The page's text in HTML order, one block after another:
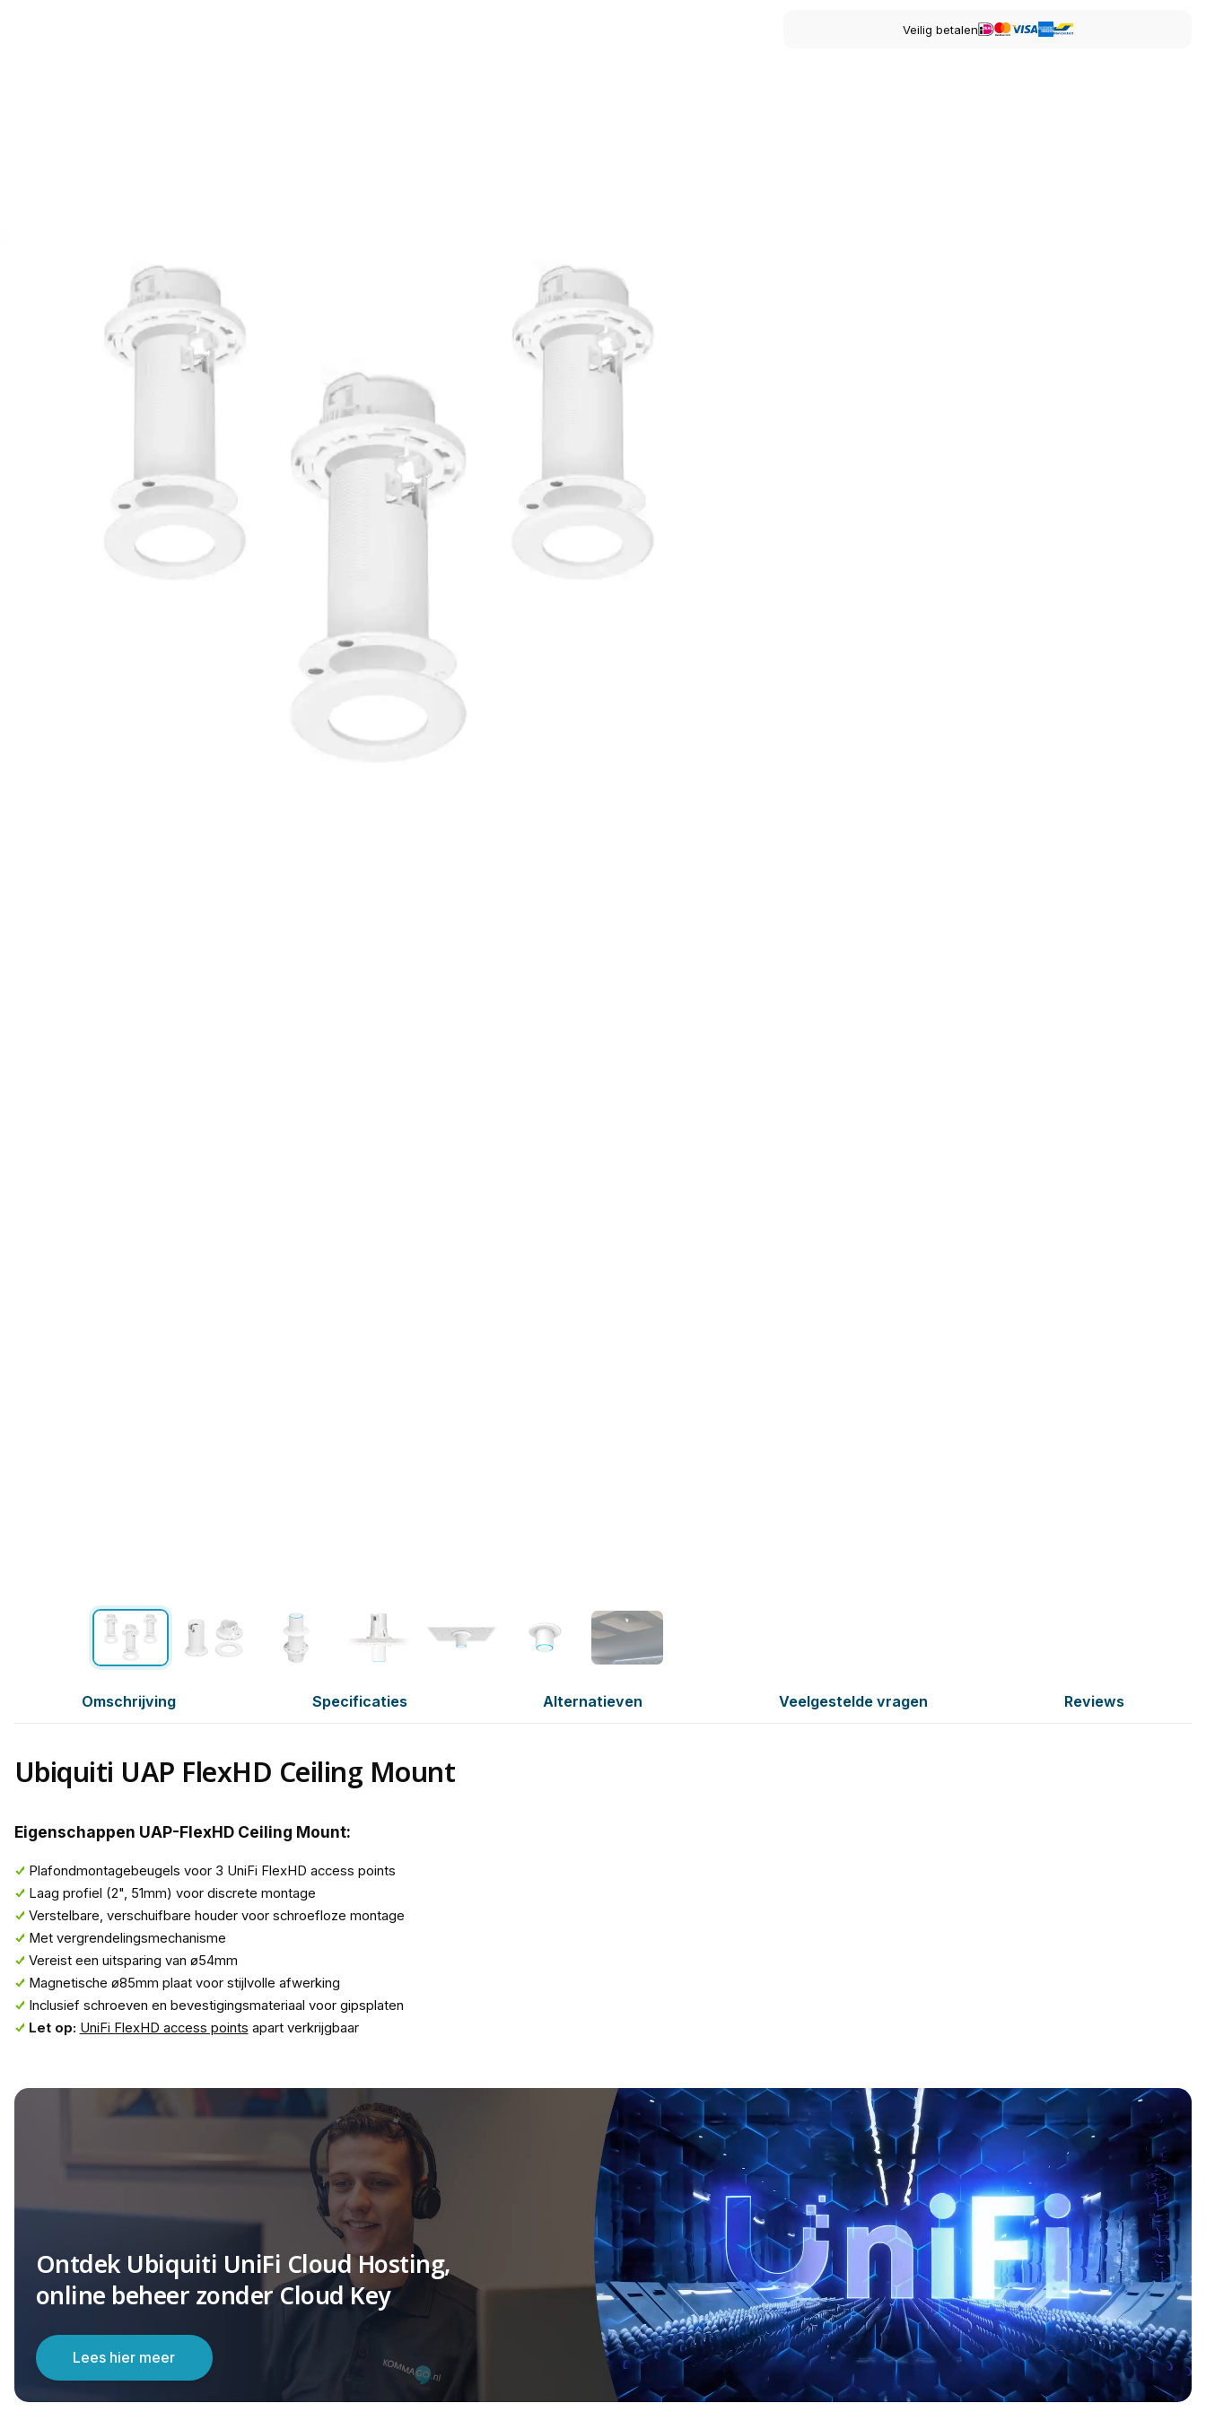
Veilig betalen
Omschrijving Specificaties Alternatieven Veelgestelde vragen Reviews
Ubiquiti UAP FlexHD Ceiling Mount
Eigenschappen UAP-FlexHD Ceiling Mount:
Plafondmontagebeugels voor 3 UniFi FlexHD access points
Laag profiel (2", 51mm) voor discrete montage
Verstelbare, verschuifbare houder voor schroefloze montage
Met vergrendelingsmechanisme
Vereist een uitsparing van ø54mm
Magnetische ø85mm plaat voor stijlvolle afwerking
Inclusief schroeven en bevestigingsmateriaal voor gipsplaten
Let op: UniFi FlexHD access points apart verkrijgbaar
Ontdek Ubiquiti UniFi Cloud Hosting,
online beheer zonder Cloud Key
Lees hier meer